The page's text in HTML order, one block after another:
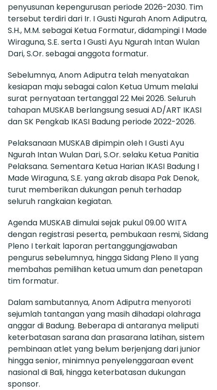
penyusunan kepengurusan periode 2026-2030. Tim
tersebut terdiri dari Ir. I Gusti Ngurah Anom Adiputra,
S.H., M.M. sebagai Ketua Formatur, didampingi I Made
Wiraguna, S.E. serta I Gusti Ayu Ngurah Intan Wulan
Dari, S.Or. sebagai anggota formatur.
Sebelumnya, Anom Adiputra telah menyatakan
kesiapan maju sebagai calon Ketua Umum melalui
surat pernyataan tertanggal 22 Mei 2026. Seluruh
tahapan MUSKAB berlangsung sesuai AD/ART IKASI
dan SK Pengkab IKASI Badung periode 2022-2026.
Pelaksanaan MUSKAB dipimpin oleh I Gusti Ayu
Ngurah Intan Wulan Dari, S.Or. selaku Ketua Panitia
Pelaksana. Sementara Ketua Harian IKASI Badung I
Made Wiraguna, S.E. yang akrab disapa Pak Denok,
turut memberikan dukungan penuh terhadap
seluruh rangkaian kegiatan.
Agenda MUSKAB dimulai sejak pukul 09.00 WITA
dengan registrasi peserta, pembukaan resmi, Sidang
Pleno I terkait laporan pertanggungjawaban
pengurus sebelumnya, hingga Sidang Pleno II yang
membahas pemilihan ketua umum dan penetapan
tim formatur.
Dalam sambutannya, Anom Adiputra menyoroti
sejumlah tantangan yang masih dihadapi olahraga
anggar di Badung. Beberapa di antaranya meliputi
keterbatasan sarana dan prasarana latihan, sistem
pembinaan atlet yang belum berjenjang dari junior
hingga senior, minimnya penyelenggaraan event
nasional di Bali, hingga keterbatasan dukungan
sponsor.